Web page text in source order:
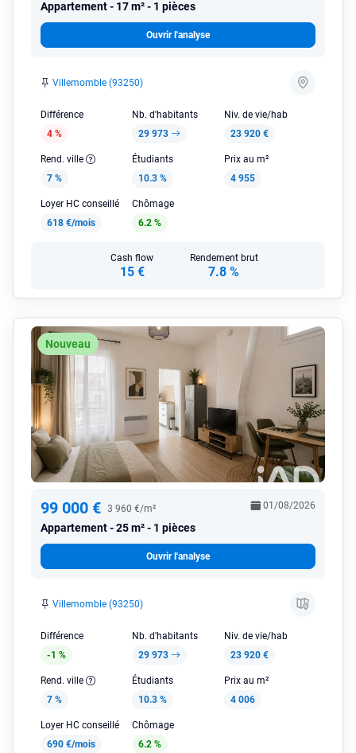
Appartement 17 m² - 1 pièces
Ouvrir l'analyse
Villemomble (93250)
Différence
4 %
Nb. d'habitants
29 973
Niv. de vie/hab
23 920 €
Rend. ville
7 %
Étudiants
10.3 %
Prix au m²
4 955
Loyer HC conseillé
618 €/mois
Chômage
6.2 %
Cash flow
15 €
Rendement brut
7.8 %
Nouveau
99 000 € 3 960 €/m²
Appartement 25 m² - 1 pièces
01/08/2026
Ouvrir l'analyse
Villemomble (93250)
Différence
-1 %
Nb. d'habitants
29 973
Niv. de vie/hab
23 920 €
Rend. ville
7 %
Étudiants
10.3 %
Prix au m²
4 006
Loyer HC conseillé
690 €/mois
Chômage
6.2 %